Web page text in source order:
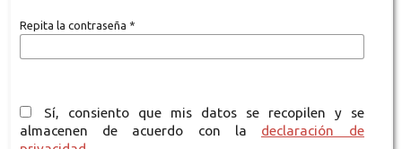
Repita la contraseña *
almacenen de acuerdo con la declaración de